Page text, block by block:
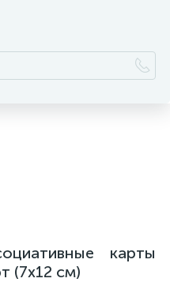
карты
(7х12 см)